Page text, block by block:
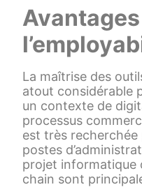
La maîtrise des
atout considérable
un contexte de
processus
est très recherchée
postes
projet informatique
chain sont